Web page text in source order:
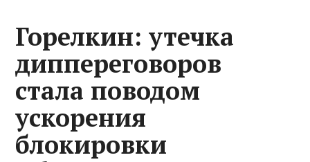
Горелкин: утечка
диппереговоров
стала поводом
ускорения
блокировки